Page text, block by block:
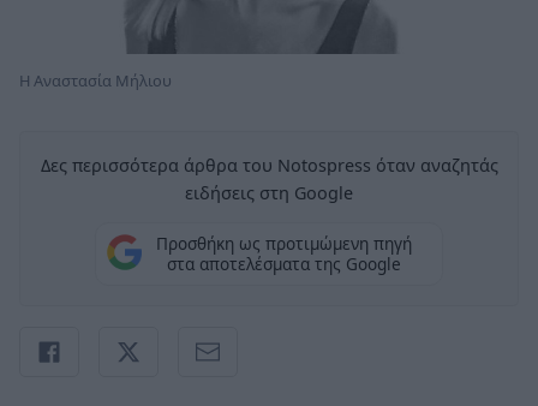
Η Αναστασία Μήλιου
Δες περισσότερα άρθρα του Notospress όταν αναζητάς
ειδήσεις στη Google
Προσθήκη ως προτιμώμενη πηγή
στα αποτελέσματα της Google